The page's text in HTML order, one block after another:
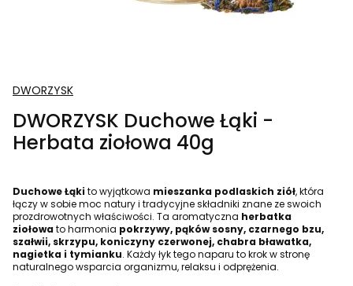
DWORZYSK
DWORZYSK Duchowe Łąki -
Herbata ziołowa 40g
Duchowe Łąki to wyjątkowa mieszanka podlaskich ziół, która
łączy w sobie moc natury i tradycyjne składniki znane ze swoich
prozdrowotnych właściwości. Ta aromatyczna herbatka
ziołowa to harmonia pokrzywy, pąków sosny, czarnego bzu,
szałwii, skrzypu, koniczyny czerwonej, chabra bławatka,
nagietka i tymianku. Każdy łyk tego naparu to krok w stronę
naturalnego wsparcia organizmu, relaksu i odprężenia.